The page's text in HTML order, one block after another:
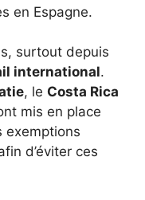
en Espagne.
surtout depuis
international.
, le Costa Rica
mis en place
exemptions
d’éviter ces